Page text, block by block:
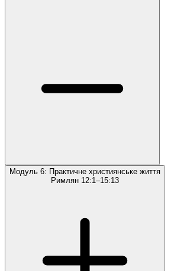
Модуль 6: Практичне християнське життя
Римлян 12:1–15:13